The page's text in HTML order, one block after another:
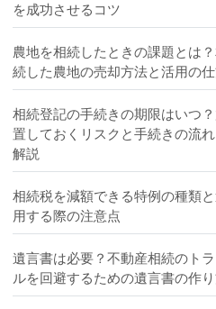
を成功させるコツ
農地を相続したときの課題とは？
続した農地の売却方法と活用の
相続登記の手続きの期限はいつ
置しておくリスクと手続きの流
解説
相続税を減額できる特例の種類
用する際の注意点
遺言書は必要？不動産相続のト
ルを回避するための遺言書の作